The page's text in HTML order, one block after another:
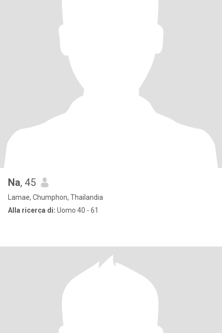
Na, 45
Lamae, Chumphon, Thailandia
Alla ricerca di: Uomo 40 - 61